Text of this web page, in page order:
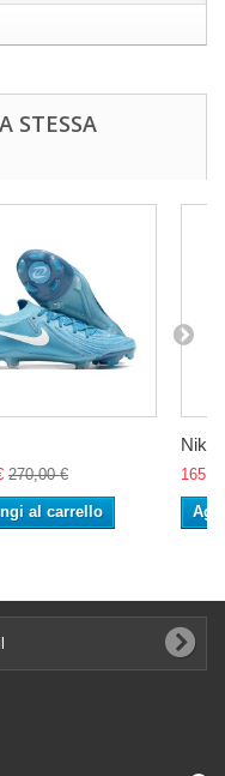
STESSA
270,00 €
al carrello